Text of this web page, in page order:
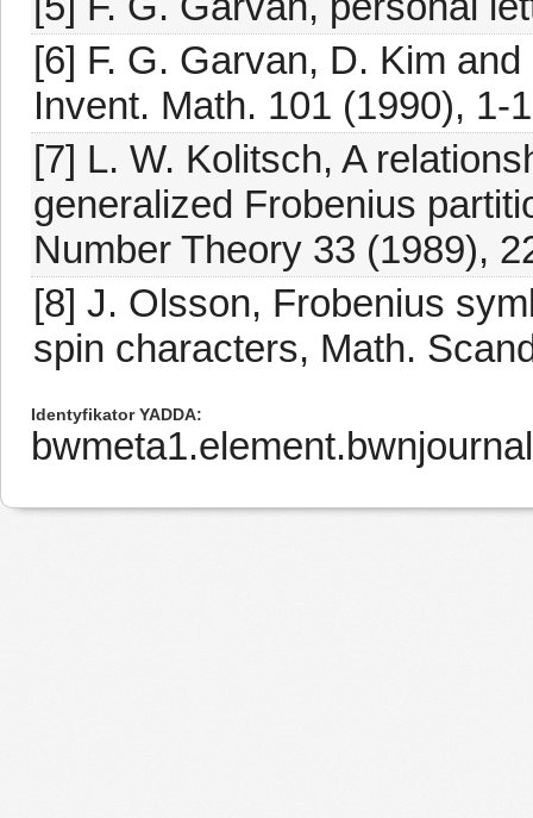
[6] F. G. Garvan, D. Kim
Invent. Math. 101 (1990), 1-
[7] L. W. Kolitsch, A
generalized Frobenius
Number Theory 33 (1989),
[8] J. Olsson, Frobenius
spin characters, Math.
Identyfikator YADDA